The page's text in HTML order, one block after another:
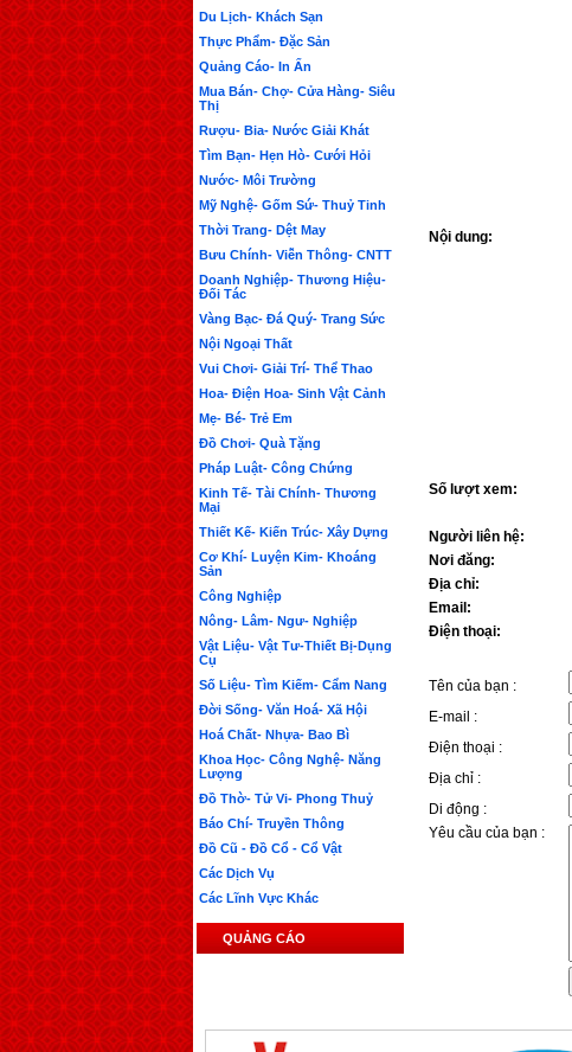
Du Lịch- Khách Sạn
Thực Phẩm- Đặc Sản
Quảng Cáo- In Ấn
Mua Bán- Chợ- Cửa Hàng- Siêu
Thị
Rượu- Bia- Nước Giải Khát
Tìm Bạn- Hẹn Hò- Cưới Hỏi
Nước- Môi Trường
Mỹ Nghệ- Gốm Sứ- Thuỷ Tinh
Thời Trang- Dệt May
Bưu Chính- Viễn Thông- CNTT
Doanh Nghiệp- Thương Hiệu-
Đối Tác
Vàng Bạc- Đá Quý- Trang Sức
Nội Ngoại Thất
Vui Chơi- Giải Trí- Thể Thao
Hoa- Điện Hoa- Sinh Vật Cảnh
Mẹ- Bé- Trẻ Em
Đồ Chơi- Quà Tặng
Pháp Luật- Công Chứng
Kinh Tế- Tài Chính- Thương
Mại
Thiết Kế- Kiến Trúc- Xây Dựng
Cơ Khí- Luyện Kim- Khoáng
Sản
Công Nghiệp
Nông- Lâm- Ngư- Nghiệp
Vật Liệu- Vật Tư-Thiết Bị-Dụng
Cụ
Số Liệu- Tìm Kiếm- Cẩm Nang
Đời Sống- Văn Hoá- Xã Hội
Hoá Chất- Nhựa- Bao Bì
Khoa Học- Công Nghệ- Năng
Lượng
Đồ Thờ- Tử Vi- Phong Thuỷ
Báo Chí- Truyền Thông
Đồ Cũ - Đồ Cổ - Cổ Vật
Các Dịch Vụ
Các Lĩnh Vực Khác
QUẢNG CÁO
Nội dung:
Số lượt xem:
Người liên hệ:
Nơi đăng:
Địa chỉ:
Email:
Điện thoại:
Tên của bạn :
E-mail :
Điện thoại :
Địa chỉ :
Di động :
Yêu cầu của bạn :